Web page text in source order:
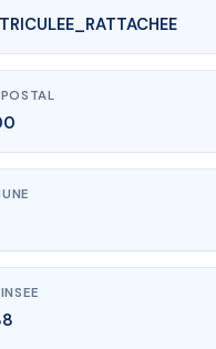
AA7689375
VILLA ROYALE
joffre